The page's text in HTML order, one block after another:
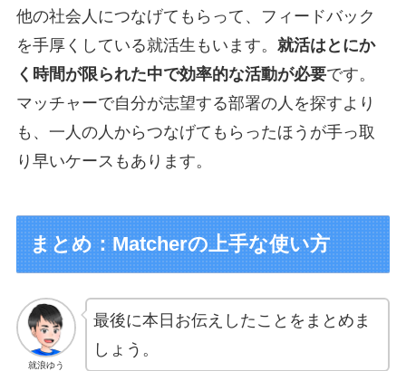
他の社会人につなげてもらって、フィードバック
を手厚くしている就活生もいます。 就活はとにか
く時間が限られた中で効率的な活動が必要です。
マッチャーで自分が志望する部署の人を探すより
も、一人の人からつなげてもらったほうが手っ取
り早いケースもあります。
まとめ：Matcherの上手な使い方
就浪ゆう
最後に本日お伝えしたことをまとめま
しょう。